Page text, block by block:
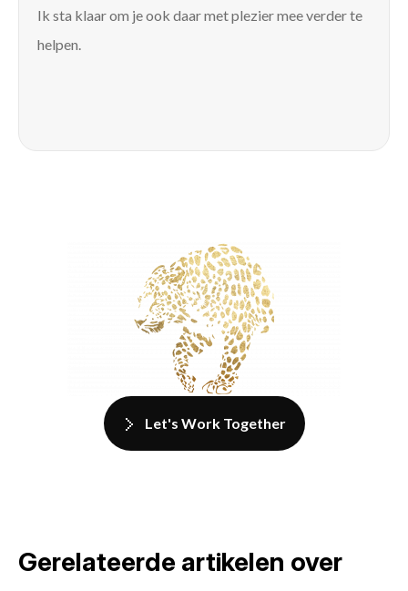
Ik sta klaar om je ook daar met plezier mee verder te
helpen.
Let's Work Together
Gerelateerde artikelen over